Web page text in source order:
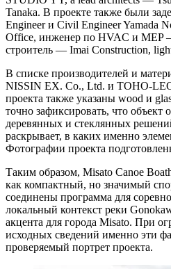
Tanaka. В проекте также были
Engineer и Civil Engineer Yamada
Office, инженер по HVAC и MEP
строитель — Imai Construction,
В списке производителей и
NISSIN EX. Co., Ltd. и TOHO-
проекта также указаны wood и
точно зафиксировать, что объект
деревянных и стеклянных
раскрывает, в каких именно
Фотографии проекта
Таким образом, Misato Canoe
как компактный, но значимый
соединены программа для
локальный контекст реки
акцента для города Misato. При
исходных сведений именно эти
проверяемый портрет проекта.